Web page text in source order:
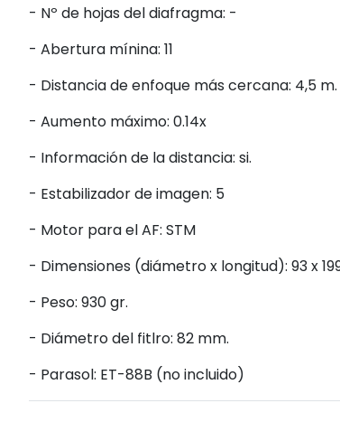
- Nº de hojas del diafragma: -
- Abertura mínina: 11
- Distancia de enfoque más cercana: 4,5 m.
- Aumento máximo: 0.14x
- Información de la distancia: si.
- Estabilizador de imagen: 5
- Motor para el AF: STM
- Dimensiones (diámetro x longitud): 93 x
- Peso: 930 gr.
- Diámetro del fitlro: 82 mm.
- Parasol: ET-88B (no incluido)